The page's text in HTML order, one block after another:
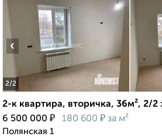
2/2
‹
2-к квартира, вторичка, 36м², 2/2
6 500 000 ₽ 180 600 ₽ за м²
Полянская 1